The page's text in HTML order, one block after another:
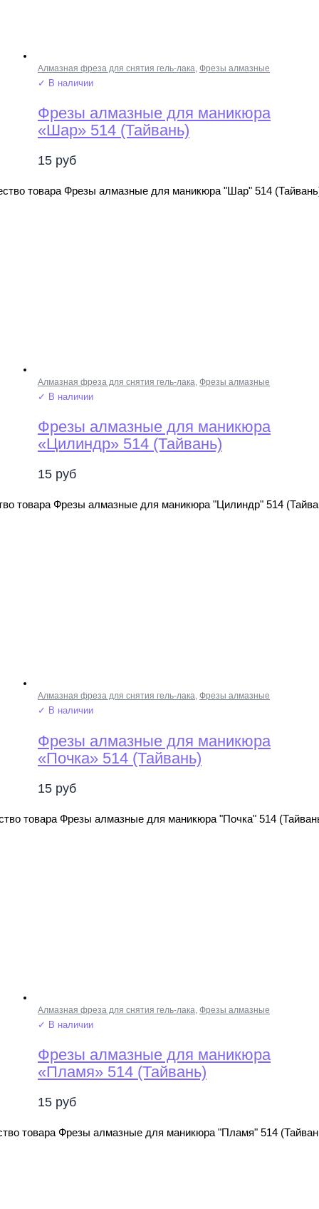
Алмазная фреза для снятия гель-лака, Фрезы алмазные
✓ В наличии
Фрезы алмазные для маникюра
«Шар» 514 (Тайвань)
15 руб
товара Фрезы алмазные для маникюра "Шар" 514
Алмазная фреза для снятия гель-лака, Фрезы алмазные
✓ В наличии
Фрезы алмазные для маникюра
«Цилиндр» 514 (Тайвань)
15 руб
товара Фрезы алмазные для маникюра "Цилиндр" 514
Алмазная фреза для снятия гель-лака, Фрезы алмазные
✓ В наличии
Фрезы алмазные для маникюра
«Почка» 514 (Тайвань)
15 руб
товара Фрезы алмазные для маникюра "Почка" 514
Алмазная фреза для снятия гель-лака Фрезы алмазные
✓ В наличии
Фрезы алмазные для маникюра
«Пламя» 514 (Тайвань)
15 руб
товара Фрезы алмазные для маникюра "Пламя" 514